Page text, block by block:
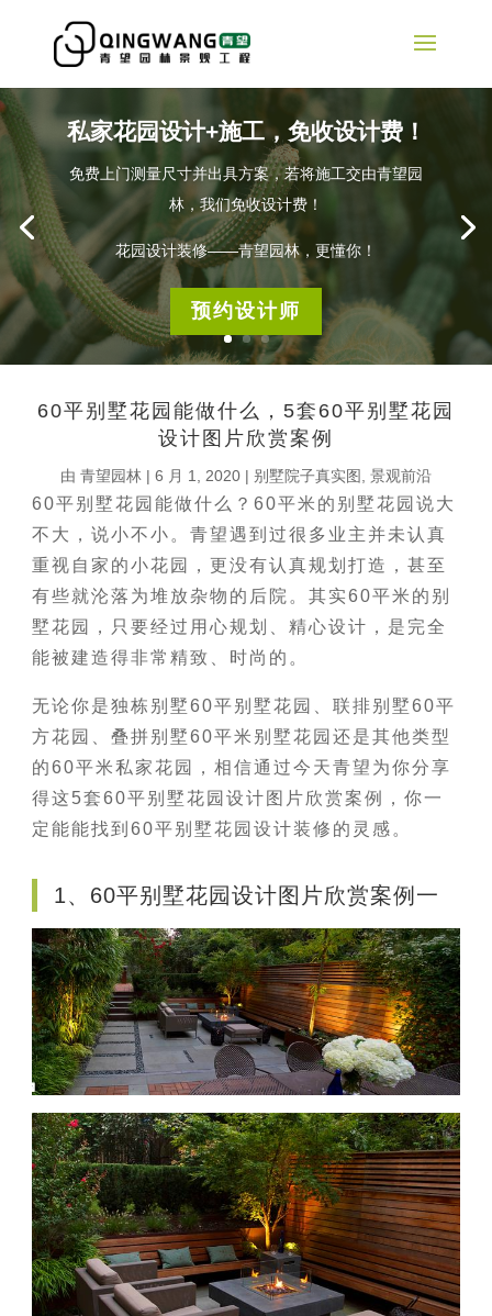
私家花园设计+施工，免收设计费！
免费上门测量尺寸并出具方案，若将施工交由青望园
林，我们免收设计费！
花园设计装修——青望园林，更懂你！
预约设计师
60平别墅花园能做什么，5套60平别墅花园
设计图片欣赏案例
由 青望园林 | 6 月 1, 2020 | 别墅院子真实图 景观前沿
60平别墅花园能做什么？60平米的别墅花园说大
不大，说小不小。青望遇到过很多业主并未认真
重视自家的小花园，更没有认真规划打造，甚至
有些就沦落为堆放杂物的后院。其实60平米的别
墅花园，只要经过用心规划、精心设计，是完全
能被建造得非常精致、时尚的。
无论你是独栋别墅60平别墅花园、联排别墅60平
方花园、叠拼别墅60平米别墅花园还是其他类型
的60平米私家花园，相信通过今天青望为你分享
得这5套60平别墅花园设计图片欣赏案例，你一
定能能找到60平别墅花园设计装修的灵感。
1、60平别墅花园设计图片欣赏案例一